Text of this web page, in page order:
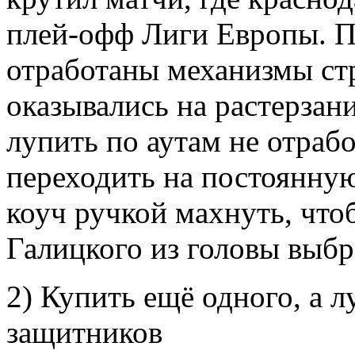
плей-офф Лиги Европы.
отработаны механизмы
оказывались на
лупить по аутам не
переходить на
коуч ручкой махнуть,
Галицкого из головы
2) Купить ещё одного, а
защитников